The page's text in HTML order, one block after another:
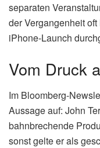
separaten
der Vergangenheit
iPhone-Launch
Vom Druck
Im Bloomberg-
Aussage auf: John
bahnbrechende
sonst gelte er als